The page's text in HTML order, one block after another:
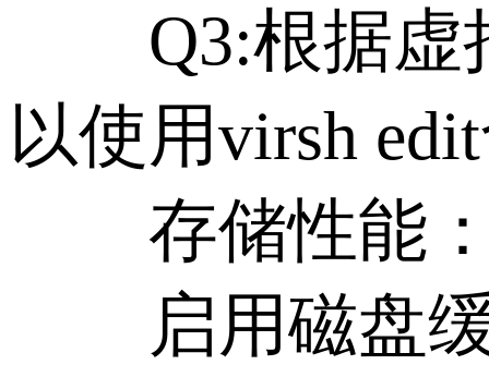
Q3:根据虚拟
以使用virsh
存储性能：
启用磁盘缓